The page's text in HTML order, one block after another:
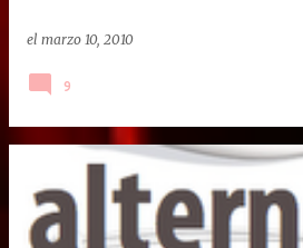
el marzo 10, 2010
9